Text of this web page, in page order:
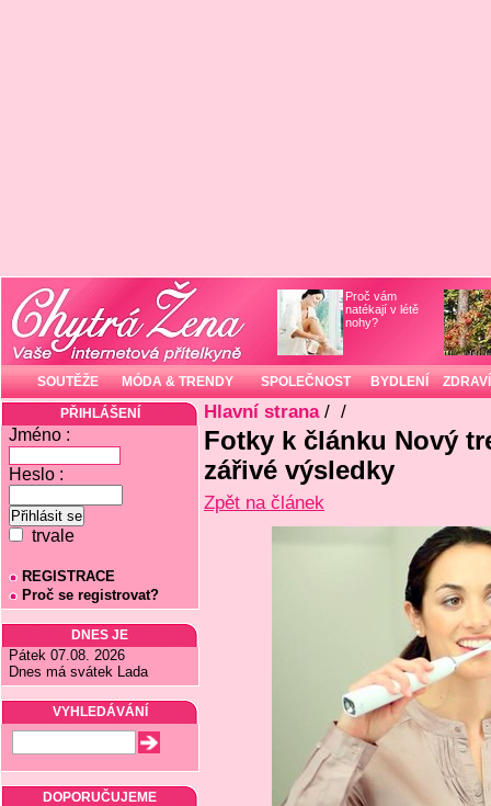
Proč vám
natékají v létě
nohy?
SOUTĚŽE MÓDA & TRENDY SPOLEČNOST BYDLENÍ ZDRAVÍ
PŘIHLÁŠENÍ
Jméno :
Heslo :
trvale
REGISTRACE
Proč se registrovat?
DNES JE
Pátek 07.08. 2026
Dnes má svátek Lada
VYHLEDÁVÁNÍ
DOPORUČUJEME
Hlavní strana/ /
Fotky k článku Nový
zářivé výsledky
Zpět na článek